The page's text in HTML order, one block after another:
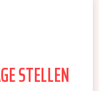
STELLEN